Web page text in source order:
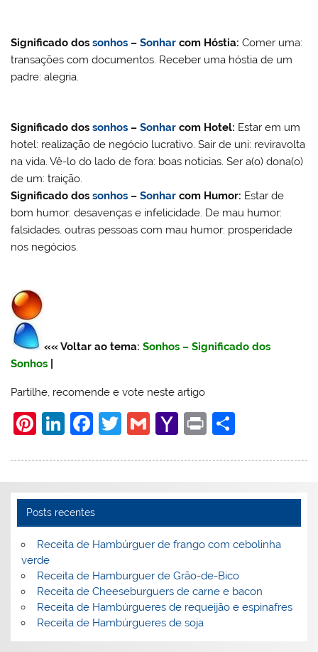
Significado dossonhos –Sonhar com Hóstia:Comer uma:
transações com documentos. Receber uma hóstia de um
padre: alegria.
Significado dossonhos –Sonhar com Hotel: Estar em um
hotel: realização de negócio lucrativo. Sair de uni: reviravolta
na vida. Vê-lo do lado de fora: boas noticias. Ser a(o) dona(o)
de um: traição.
Significado dossonhos –Sonhar com Humor: Estar de
bom humor: desavenças e infelicidade. De mau humor:
falsidades. outras pessoas com mau humor: prosperidade
nos negócios.
«« Voltar ao tema:Sonhos – Significado dos
Sonhos
Partilhe, recomende e vote neste artigo
Pi
er
e
st
Li
k
dI
n
F
c
b
o
k
T
itt
G
ai
Y
h
M
l
Pr
t
ar
Posts recentes
Receita de Hambúrguer de frango com cebolinha
verde
Receita de Hamburguer de Grão-de-Bico
Receita de Cheeseburguers de carne e bacon
Receita de Hambúrgueres de requeijão e espinafres
Receita de Hambúrgueres de soja